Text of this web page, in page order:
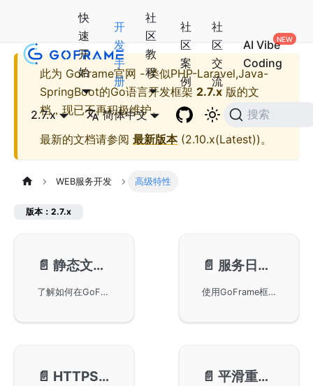
快
速
开
始
开
发
手
册
社
区
教
程
社
区
案
例
社
区
交
流
AI Vibe
Coding
2.7.x 简体中文 搜索
此为 GoFrame官网 - 类似PHP-Laravel,Java-
SpringBoot的Go语言开发框架 2.7.x 版的文
档，现已不再积极维护。
最新的文档请参阅 最新版本(2.10.x(Latest))。
WEB服务开发 高级特性
版本：2.7.x
📄️ 静态文件服务
了解如何在GoFrame框架中配置和使用静态文件服务，包括静态文件目录设置、静态文件服务开启条件、URI与静态目录映射、自定义URI重写规则及跨域配置示例，帮助开发者有效管理和优化项目中的静态资源访问。
📄️ 服务日志管理
使用GoFrame框架进行服务日志管理，包括access log和error log的配置与使用。详细解释了日志配置对象及属性，如Logger、LogPath、ErrorStack等，并提供了详细的日志格式说明和自定义日志处理方法。同时，还涉及如何通过配置文件和代码方法进行日志设置，以及日志格式和错误日志的记录方式和示例。
📄️ HTTPS & TLS 📄️ 平滑重启特性